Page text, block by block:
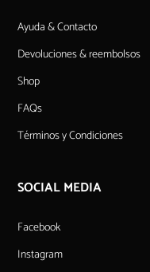
Ayuda & Contacto
Devoluciones & reembolsos
Shop
FAQs
Términos y Condiciones
SOCIAL MEDIA
Facebook
Instagram